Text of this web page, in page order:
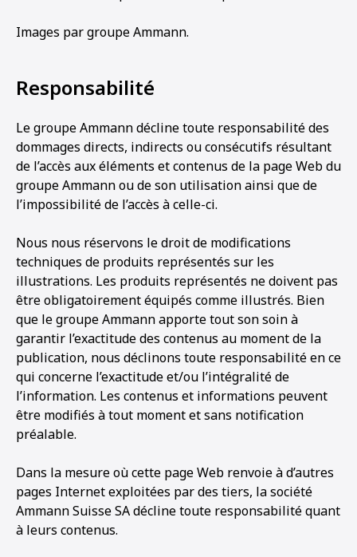
Images par groupe Ammann.
Responsabilité
Le groupe Ammann décline toute responsabilité des
dommages directs, indirects ou consécutifs résultant
de l’accès aux éléments et contenus de la page Web du
groupe Ammann ou de son utilisation ainsi que de
l’impossibilité de l’accès à celle-ci.
Nous nous réservons le droit de modifications
techniques de produits représentés sur les
illustrations. Les produits représentés ne doivent pas
être obligatoirement équipés comme illustrés. Bien
que le groupe Ammann apporte tout son soin à
garantir l’exactitude des contenus au moment de la
publication, nous déclinons toute responsabilité en ce
qui concerne l’exactitude et/ou l’intégralité de
l’information. Les contenus et informations peuvent
être modifiés à tout moment et sans notification
préalable.
Dans la mesure où cette page Web renvoie à d’autres
pages Internet exploitées par des tiers, la société
Ammann Suisse SA décline toute responsabilité quant
à leurs contenus.